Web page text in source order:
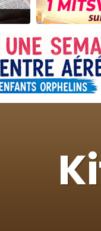
viennent de faire un
places pour étudier en
musiques dans Torah-
de nous rejoindre
de nous rejoindre
de nous rejoindre
viennent de demander une
donner son Maasser